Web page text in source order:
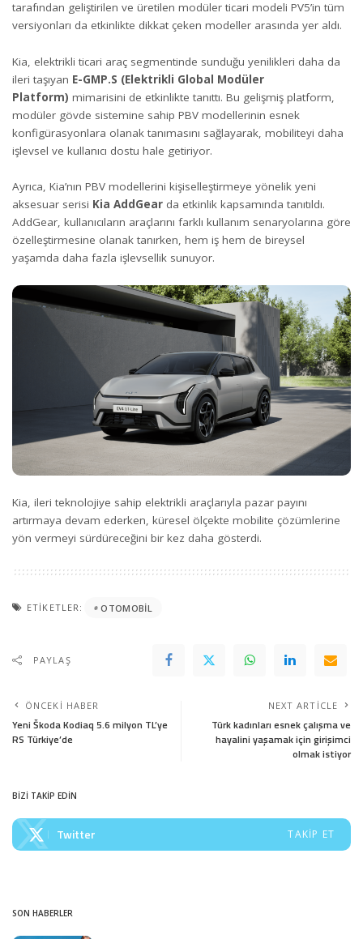
tarafından geliştirilen ve üretilen modüler ticari modeli PV5’in tüm
versiyonları da etkinlikte dikkat çeken modeller arasında yer aldı.
Kia, elektrikli ticari araç segmentinde sunduğu yenilikleri daha da
ileri taşıyan E-GMP.S (Elektrikli Global Modüler
Platform) mimarisini de etkinlikte tanıttı. Bu gelişmiş platform,
modüler gövde sistemine sahip PBV modellerinin esnek
konfigürasyonlara olanak tanımasını sağlayarak, mobiliteyi daha
işlevsel ve kullanıcı dostu hale getiriyor.
Ayrıca, Kia’nın PBV modellerini kişiselleştirmeye yönelik yeni
aksesuar serisi Kia AddGear da etkinlik kapsamında tanıtıldı.
AddGear, kullanıcıların araçlarını farklı kullanım senaryolarına göre
özelleştirmesine olanak tanırken, hem iş hem de bireysel
yaşamda daha fazla işlevsellik sunuyor.
Kia, ileri teknolojiye sahip elektrikli araçlarıyla pazar payını
artırmaya devam ederken, küresel ölçekte mobilite çözümlerine
yön vermeyi sürdüreceğini bir kez daha gösterdi.
ETIKETLER: OTOMOBIL
PAYLAŞ
ÖNCEKI HABER
Yeni Škoda Kodiaq 5.6 milyon TL’ye
RS Türkiye’de
NEXT ARTICLE
Türk kadınları esnek çalışma ve
hayalini yaşamak için girişimci
olmak istiyor
BİZİ TAKİP EDİN
Twitter TAKIP ET
SON HABERLER